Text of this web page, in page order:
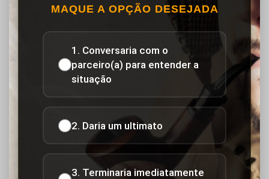
MAQUE A OPÇÃO DESEJADA
1. Conversaria com o
parceiro(a) para entender a
situação
2. Daria um ultimato
3. Terminaria imediatamente